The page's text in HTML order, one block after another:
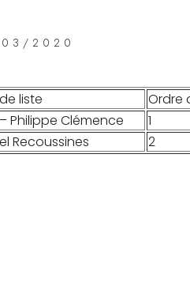
2020
liste
Ordre
Philippe Clémence
1
Recoussines
2